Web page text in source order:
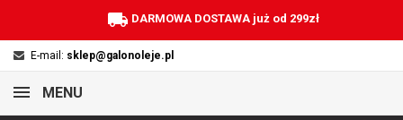
local_shipping DARMOWA DOSTAWA już od 299zł
E-mail: sklep@galonoleje.pl
MENU